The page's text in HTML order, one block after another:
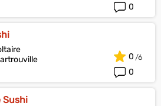
0
0
0
Sushi